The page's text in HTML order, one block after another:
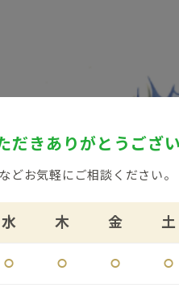
だきありがとうござ
どお気軽にご相談ください。
水 木 金 土
⚪︎ ⚪︎ ⚪︎ ⚪︎